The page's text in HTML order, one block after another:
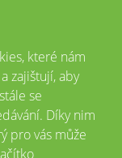
vyhrazena
akademie České
které nám
zajištují, aby
se
Díky nim
pro vás může